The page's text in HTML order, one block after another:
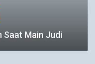
Saat Main Judi